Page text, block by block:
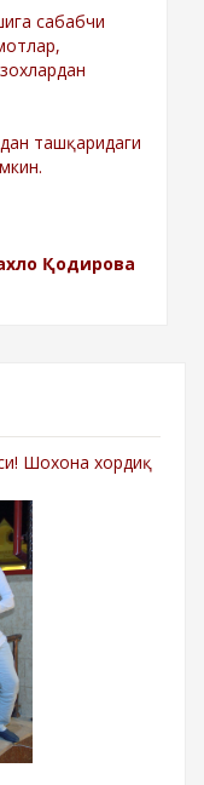
сабабчи
ташқаридаги
Қодирова
Шохона хордиқ